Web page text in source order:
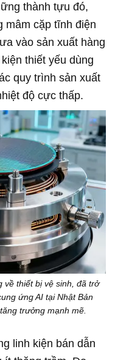
thành tựu đó,
mâm cặp tĩnh điện
vào sản xuất hàng
thiết yếu dùng
quy trình sản xuất
độ cực thấp.
về thiết bị vệ sinh, đã trở
ứng AI tại Nhật Bản
trưởng mạnh mẽ.
linh kiện bán dẫn